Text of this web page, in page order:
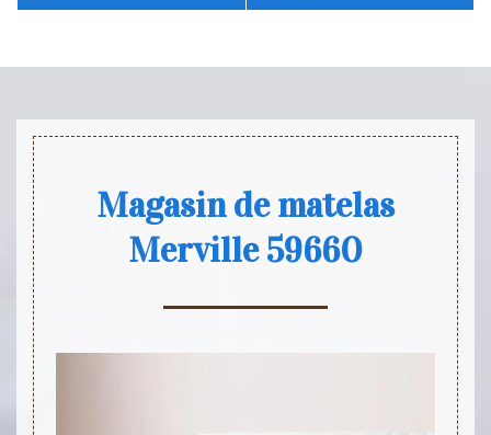
Magasin de matelas
Merville 59660